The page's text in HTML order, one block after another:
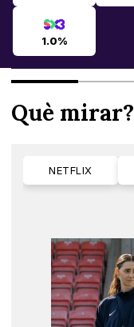
1.0%
Què mirar?
NETFLIX